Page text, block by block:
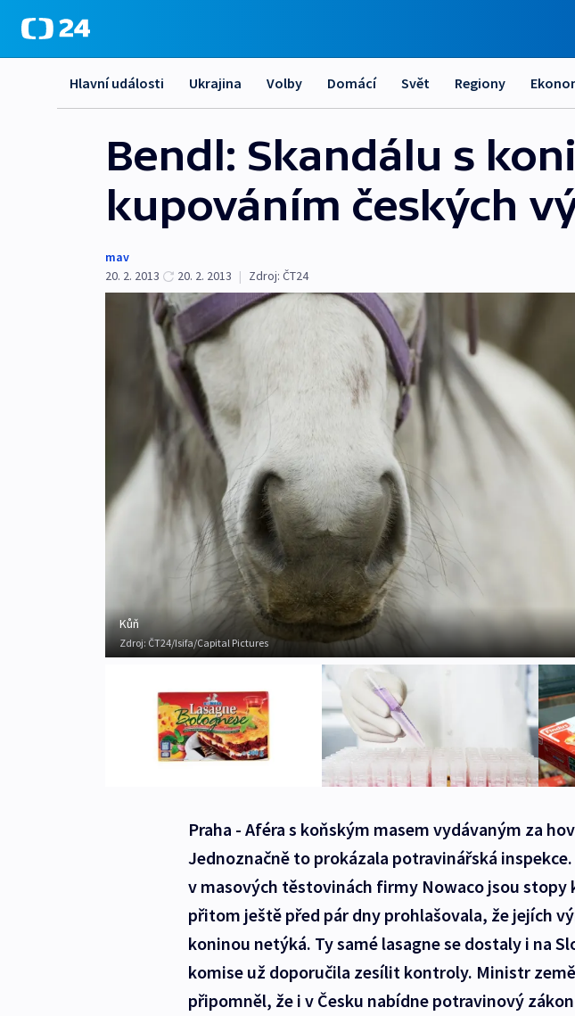
Hlavní události Ukrajina Volby Domácí Svět Regiony
Bendl: Skandálu s
kupováním českých
mav
20. 2. 2013
20. 2. 2013 | Zdroj: ČT24
Kůň
Zdroj:ČT24/Isifa/Capital Pictures
Praha - Aféra s koňským masem vydávaným za
Jednoznačně to prokázala potravinářská
v masových těstovinách firmy Nowaco jsou stopy
přitom ještě před pár dny prohlašovala, že jejích
koninou netýká. Ty samé lasagne se dostaly i na
komise už doporučila zesílit kontroly. Ministr
připomněl, že i v Česku nabídne potravinový